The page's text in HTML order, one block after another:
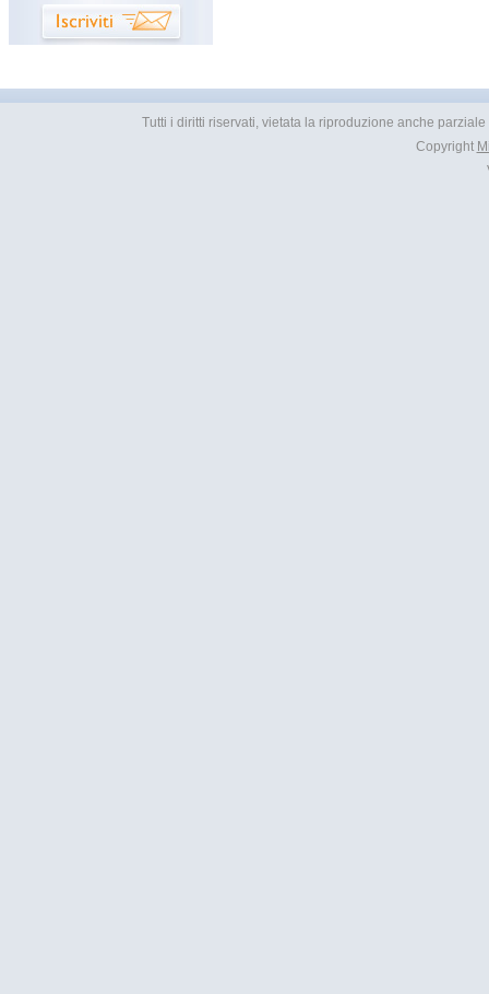
Tutti i diritti riservati, vietata la riproduzione anche
Copyright